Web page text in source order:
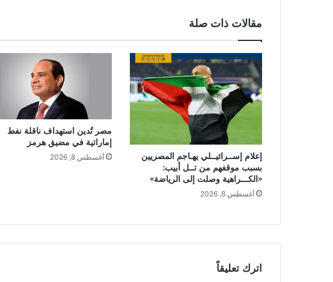
مقالات ذات صلة
إعلام إســرائيــلي يهـاجم المصريين
بسبب موقفهم من تــل أبيب:
«الكـــراهية وصلت إلى الرياضة»
أغسطس 8, 2026
مصر تُدين استهداف ناقلة نفط
إماراتية في مضيق هرمز
أغسطس 8, 2026
اترك تعليقاً